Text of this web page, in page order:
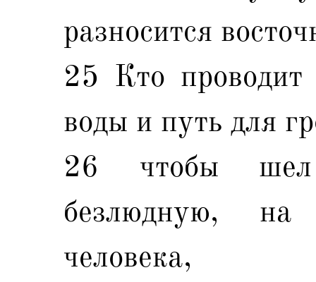
разносится
25 Кто проводит
воды и путь для
26 чтобы
безлюдную,
человека,